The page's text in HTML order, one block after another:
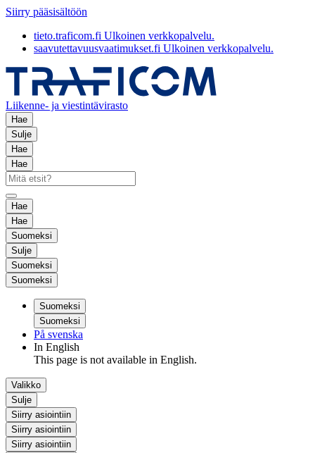
Siirry pääsisältöön
tieto.traficom.fi Ulkoinen verkkopalvelu.
saavutettavuusvaatimukset.fi Ulkoinen verkkopalvelu.
Liikenne- ja viestintävirasto
Hae
Sulje
Hae
Hae
Hae
Hae
Suomeksi
Sulje
Suomeksi
Suomeksi
Suomeksi
Suomeksi
På svenska
In English
This page is not available in English.
Valikko
Sulje
Siirry asiointiin
Siirry asiointiin
Siirry asiointiin